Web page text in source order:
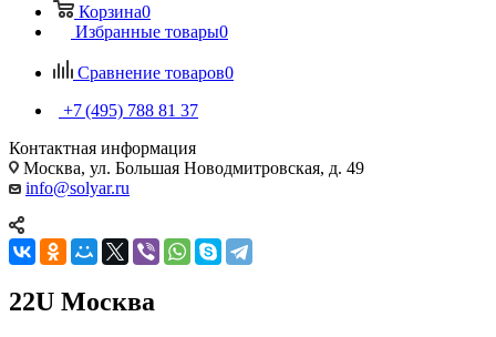
Корзина0
Избранные товары0
Сравнение товаров0
+7 (495) 788 81 37
Контактная информация
Москва, ул. Большая Новодмитровская, д. 49
info@solyar.ru
22U Москва